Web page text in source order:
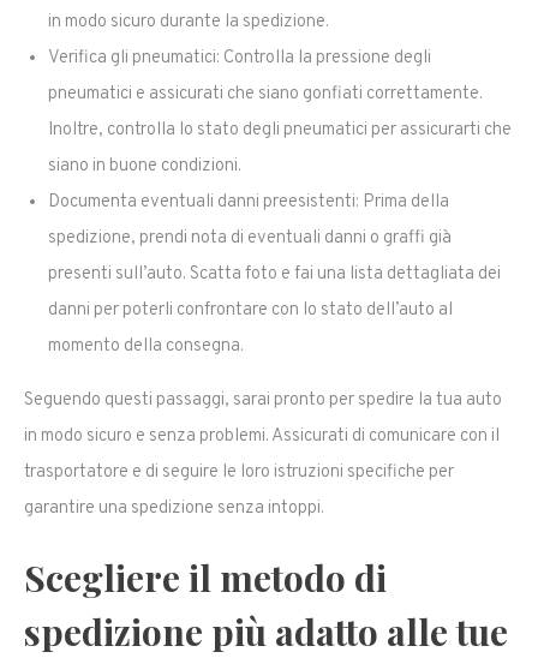
in modo sicuro durante la spedizione.
Verifica gli pneumatici: Controlla la pressione degli
pneumatici e assicurati che siano gonfiati correttamente.
Inoltre, controlla lo stato degli pneumatici per assicurarti che
siano in buone condizioni.
Documenta eventuali danni preesistenti: Prima della
spedizione, prendi nota di eventuali danni o graffi già
presenti sull’auto. Scatta foto e fai una lista dettagliata dei
danni per poterli confrontare con lo stato dell’auto al
momento della consegna.
Seguendo questi passaggi, sarai pronto per spedire la tua auto
in modo sicuro e senza problemi. Assicurati di comunicare con il
trasportatore e di seguire le loro istruzioni specifiche per
garantire una spedizione senza intoppi.
Scegliere il metodo di
spedizione più adatto alle tue